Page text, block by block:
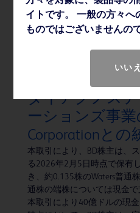
の「ピュアウィック™ 体外式
り、新たに「ピュアウィッ
カテーテル」および「ピュア
ダイアグノス
ーションズ事業
Corporationとの
本取引により、BD株主は、
る2026年2月5日時点で保有
き、約0.135株のWaters普通
通株の端株については現金
本取引により40億ドルの現
イトです。 一般の方々へ
ものではございませんの
いいえ